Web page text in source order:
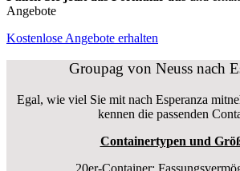
Angebote
Kostenlose Angebote erhalten
Groupag von Neuss nach
Egal, wie viel Sie mit nach Esperanza
kennen die passenden
Containertypen und
20er-Container: